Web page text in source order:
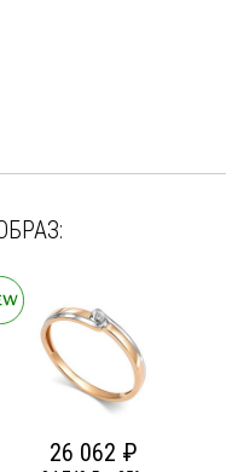
26 062 ₽